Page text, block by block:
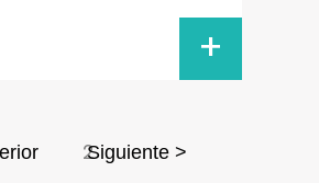
+
2Siguiente >